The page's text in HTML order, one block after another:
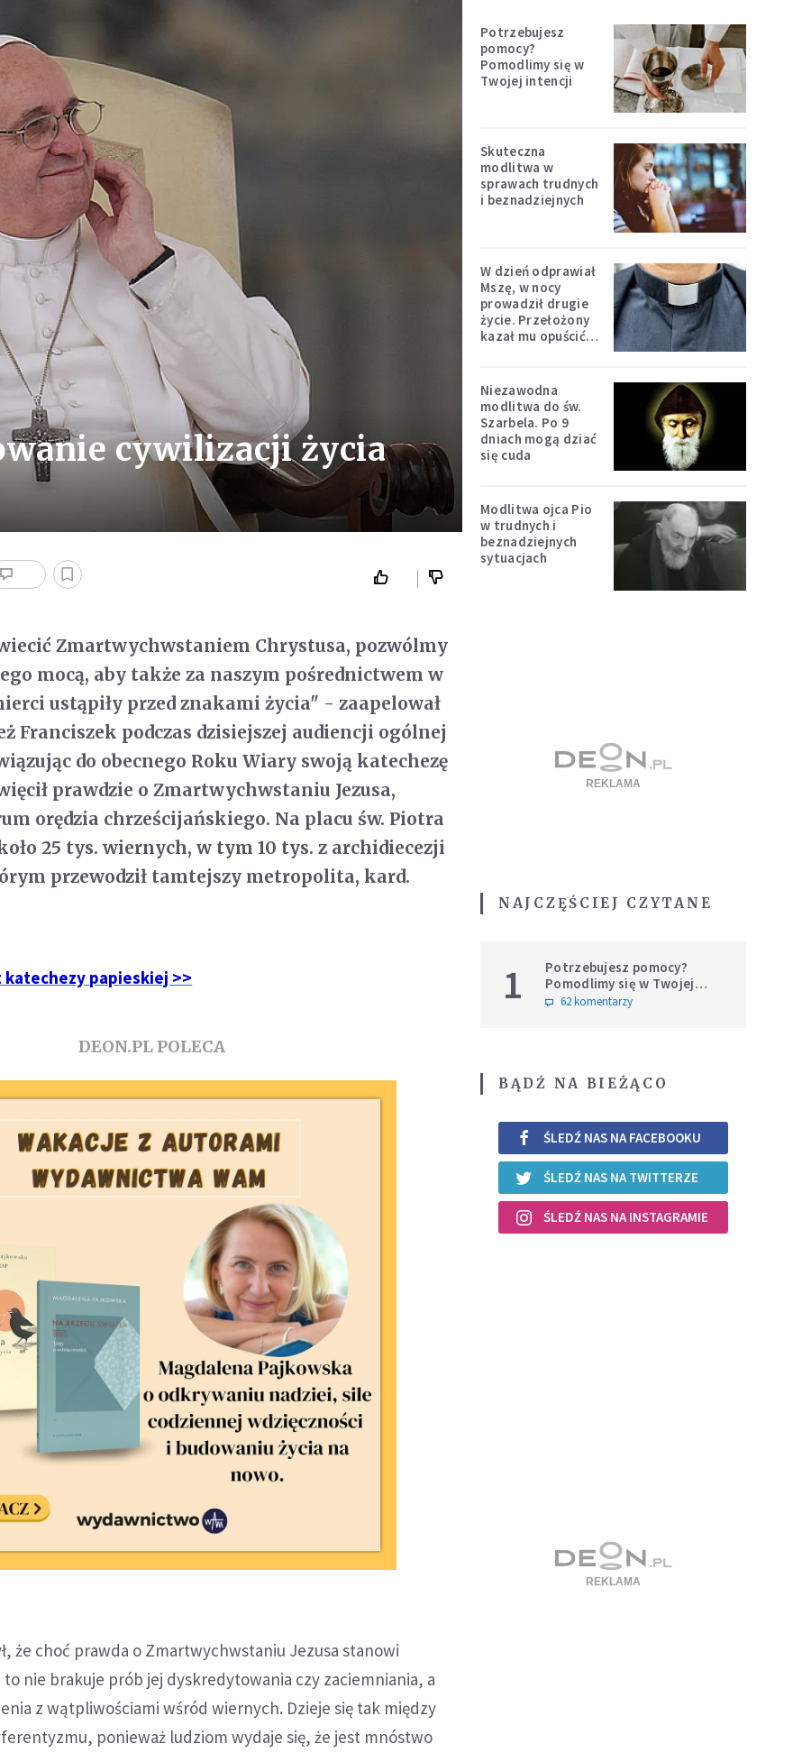
cywilizacji życia
Zmartwychwstaniem Chrystusa, pozwólmy
mocą, aby także za naszym pośrednictwem w
ustąpiły przed znakami życia" - zaapelował
Franciszek podczas dzisiejszej audiencji ogólnej
do obecnego Roku Wiary swoją katechezę
prawdzie o Zmartwychwstaniu Jezusa,
orędzia chrześcijańskiego. Na placu św. Piotra
25 tys. wiernych, w tym 10 tys. z archidiecezji
przewodził tamtejszy metropolita, kard.
katechezy papieskiej >>
DEON.PL POLECA
że choć prawda o Zmartwychwstaniu Jezusa stanowi
nie brakuje prób jej dyskredytowania czy zaciemniania, a
z wątpliwościami wśród wiernych. Dzieje się tak między
ponieważ ludziom wydaje się, że jest mnóstwo
Potrzebujesz
pomocy?
Pomodlimy się w
Twojej intencji
Skuteczna
modlitwa w
sprawach trudnych
i beznadziejnych
W dzień odprawiał
Mszę, w nocy
prowadził drugie
życie. Przełożony
kazał mu opuścić
Niezawodna
modlitwa do św.
Szarbela. Po 9
dniach mogą dziać
się cuda
Modlitwa ojca Pio
w trudnych i
beznadziejnych
sytuacjach
NAJCZĘŚCIEJ CZYTANE
1
Potrzebujesz pomocy?
Pomodlimy się w Twojej
intencji
62 komentarzy
BĄDŹ NA BIEŻĄCO
ŚLEDŹ NAS NA FACEBOOKU
ŚLEDŹ NAS NA TWITTERZE
ŚLEDŹ NAS NA INSTAGRAMIE